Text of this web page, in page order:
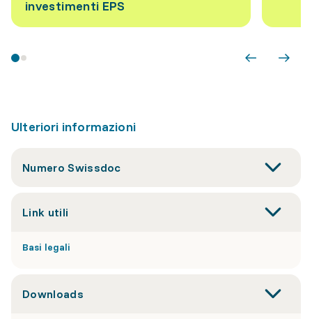
investimenti EPS
Ulteriori informazioni
Numero Swissdoc
Link utili
Basi legali
Downloads